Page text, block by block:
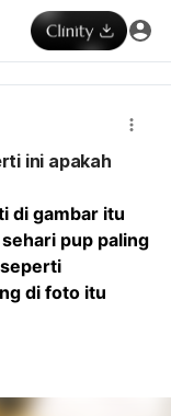
ini apakah
di gambar itu
pup paling
di foto itu